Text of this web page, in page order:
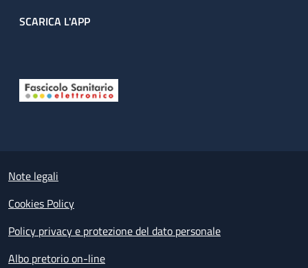
SCARICA L'APP
Small prints
Note legali
Cookies Policy
Policy privacy e protezione del dato personale
Albo pretorio on-line